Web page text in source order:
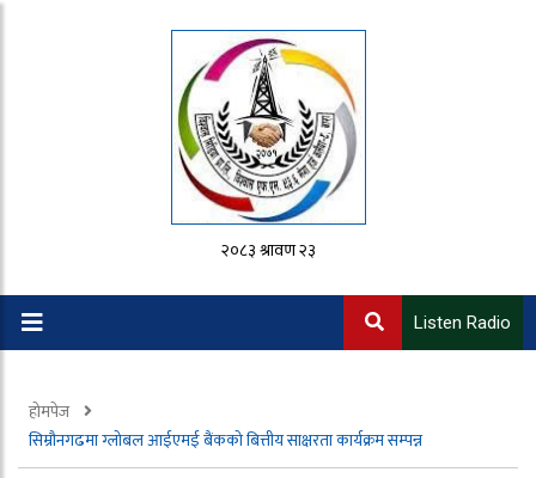
२०८३ श्रावण २३
Listen Radio
होमपेज
सिम्रौनगढमा ग्लोबल आईएमई बैंकको बित्तीय साक्षरता कार्यक्रम सम्पन्न